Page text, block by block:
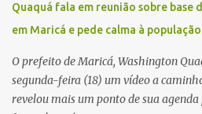
Quaquá fala em reunião sobre base
em Maricá e pede calma à população
O prefeito de Maricá, Washington
segunda-feira (18) um vídeo a
revelou mais um ponto de sua